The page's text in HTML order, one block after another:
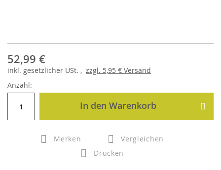
52,99 €
inkl. gesetzlicher USt. , zzgl. 5,95 € Versand
Anzahl:
In den Warenkorb
Merken
Vergleichen
Drucken